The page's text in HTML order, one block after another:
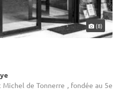
(8)
Michel de Tonnerre , fondée au 5e